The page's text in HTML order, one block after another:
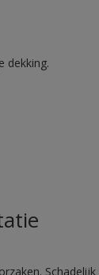
dekking.